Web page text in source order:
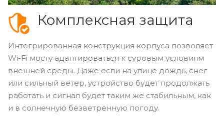
Комплексная защита
Интегрированная конструкция корпуса позволяет
Wi-Fi мосту адаптироваться к суровым условиям
внешней среды. Даже если на улице дождь, снег
или сильный ветер, устройство будет продолжать
работать и сигнал будет таким же стабильным, как
и в солнечную безветренную погоду.